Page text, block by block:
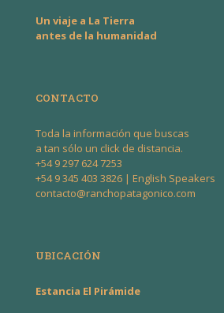
Un viaje a La Tierra
antes de la humanidad
CONTACTO
Toda la información que buscas
a tan sólo un click de distancia.
+54 9 297 624 7253
+54 9 345 403 3826 | English Speakers
contacto@ranchopatagonico.com
UBICACIÓN
Estancia El Pirámide